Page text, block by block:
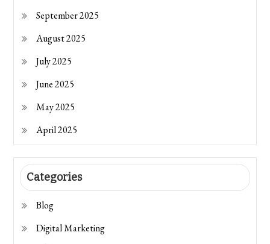
September 2025
August 2025
July 2025
June 2025
May 2025
April 2025
Categories
Blog
Digital Marketing